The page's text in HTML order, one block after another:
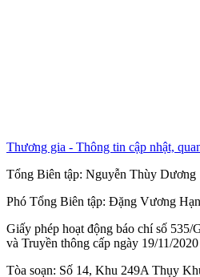
Thương gia - Thông tin cập nhật,
Tổng Biên tập: Nguyễn Thùy Dương
Phó Tổng Biên tập: Đặng Vương
Giấy phép hoạt động báo chí số
và Truyền thông cấp ngày 19/11/2020
Tòa soạn: Số 14, Khu 249A Thụy